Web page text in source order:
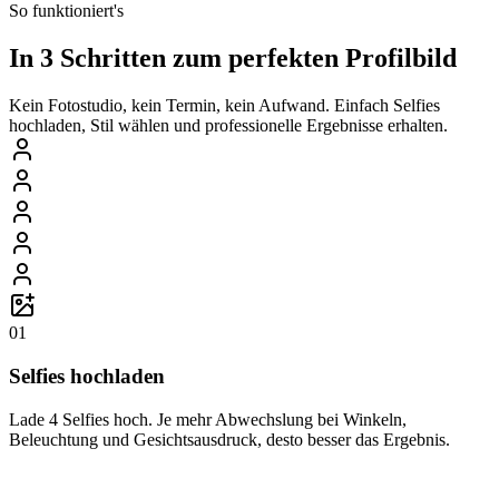
So funktioniert's
In 3 Schritten zum perfekten Profilbild
Kein Fotostudio, kein Termin, kein Aufwand. Einfach Selfies
hochladen, Stil wählen und professionelle Ergebnisse erhalten.
01
Selfies hochladen
Lade 4 Selfies hoch. Je mehr Abwechslung bei Winkeln,
Beleuchtung und Gesichtsausdruck, desto besser das Ergebnis.